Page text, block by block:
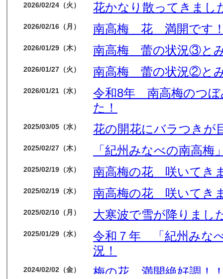
2026/02/24（火） 花かなり散ってきま
2026/02/16（月） 南高梅 花 満開です
2026/01/29（木） 南高梅 蕾の状況③と
2026/01/27（火） 南高梅 蕾の状況②と
2026/01/21（水）
令和8年 南高梅のつぼ
た！
2025/03/05（水） 花の開花にバラつきが
2025/02/27（木） 「紀州みなべの南高
2025/02/19（水） 南高梅の花 咲いてき
2025/02/19（水） 南高梅の花 咲いてき
2025/02/10（月） 大寒波で雪が降りまし
2025/01/29（水）
令和７年 「紀州みな
況！
2024/02/02（金） 梅の花 満開絶好調！